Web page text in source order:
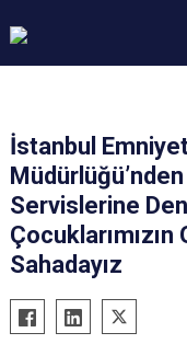
İstanbul
Müdürlüğü’nden
Servislerine
Sahadayız